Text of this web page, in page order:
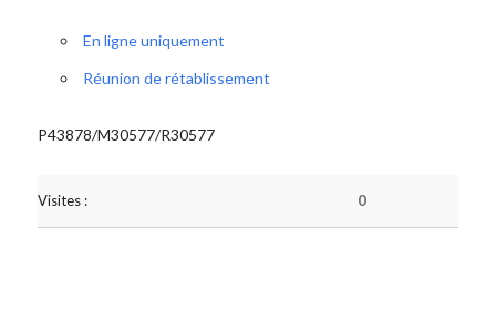
En ligne uniquement
Réunion de rétablissement
P43878/M30577/R30577
Visites : 0